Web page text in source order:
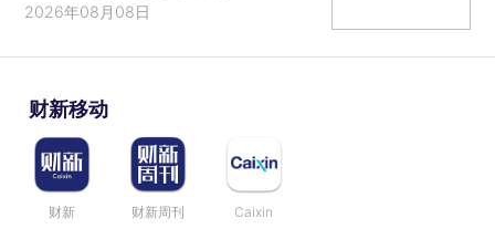
2026年08月08日
财新移动
财新 财新周刊 Caixin